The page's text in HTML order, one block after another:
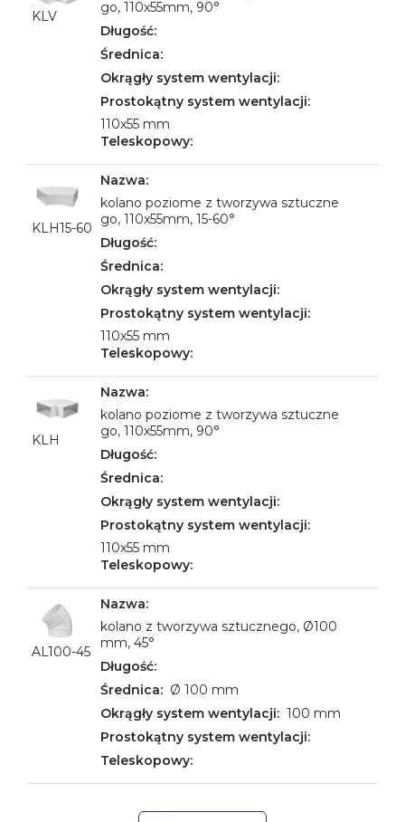
KLV
go, 110x55mm, 90°
110x55 mm
KLH15-60
kolano poziome z tworzywa sztuczne
go, 110x55mm, 15-60°
110x55 mm
KLH
kolano poziome z tworzywa sztuczne
go, 110x55mm, 90°
110x55 mm
AL100-45
kolano z tworzywa sztucznego, Ø100
mm, 45°
Ø 100 mm
100 mm